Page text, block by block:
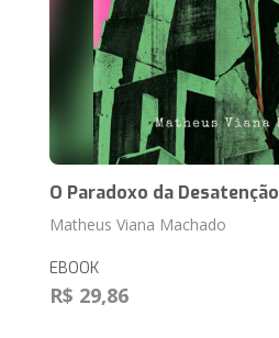
O Paradoxo da Desatenção
Matheus Viana Machado
EBOOK
R$ 29,86